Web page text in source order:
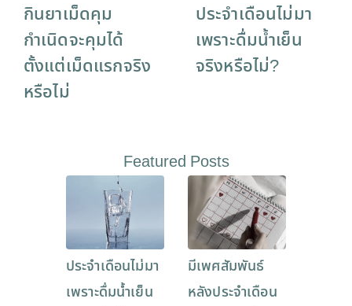
กินยาเม็ดคุม
กำเนิดจะคุมได้
ตั้งแต่เม็ดแรกจริง
หรือไม่
ประจำเดือนไม่มา
เพราะดื่มน้ำเย็น
จริงหรือไม่?
Featured Posts
ประจำเดือนไม่มา
เพราะดื่มน้ำเย็น
มีเพศสัมพันธ์
หลังประจำเดือน